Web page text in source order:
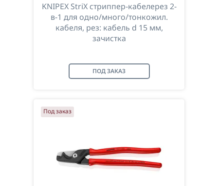
KNIPEX StriX стриппер-кабелерез 2-
в-1 для одно/много/тонкожил.
кабеля, рез: кабель d 15 мм,
зачистка
ПОД ЗАКАЗ
Под заказ